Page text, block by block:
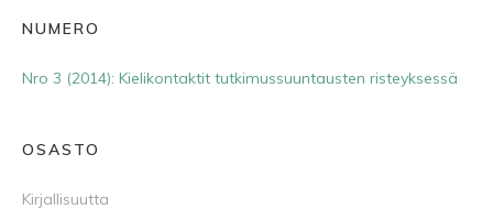
NUMERO
Nro 3 (2014): Kielikontaktit tutkimussuuntausten risteyksessä
OSASTO
Kirjallisuutta